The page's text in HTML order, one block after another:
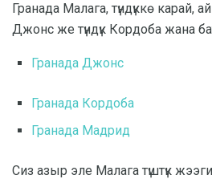
Гранада Малага, түндүккө
Джонс же түндүк Кордоба жана
Гранада Джонс
Гранада Кордоба
Гранада Мадрид
Сиз азыр эле Малага түштүк